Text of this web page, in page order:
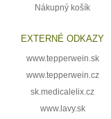
Nákupný košík
EXTERNÉ ODKAZY
www.tepperwein.sk
www.tepperwein.cz
sk.medicalelix.cz
www.lavy.sk